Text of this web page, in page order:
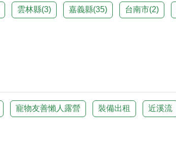
雲林縣(3) 嘉義縣(35) 台南市(2)
寵物友善懶人露營 裝備出租 近溪流